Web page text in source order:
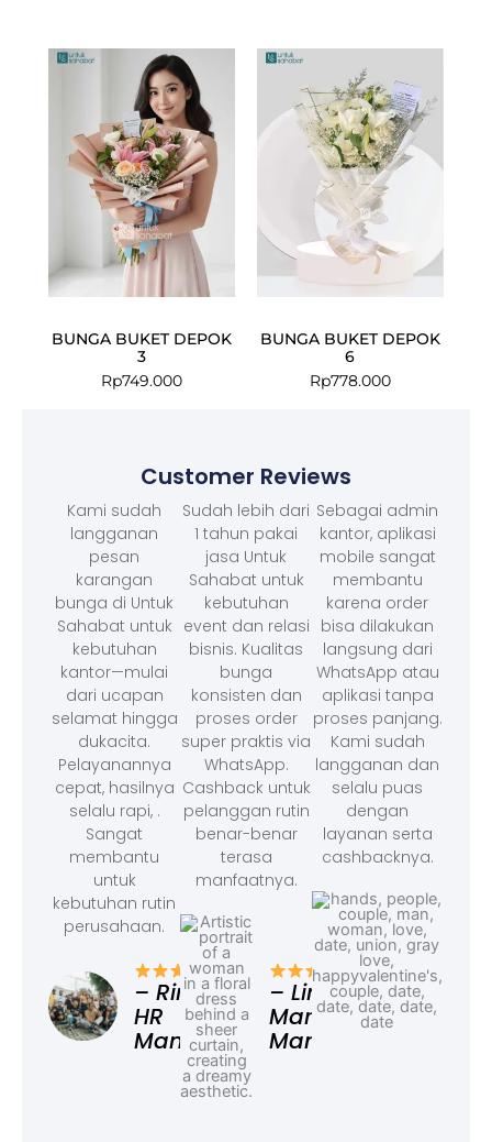
BUNGA BUKET DEPOK
3
Rp749.000
BUNGA BUKET DEPOK
6
Rp778.000
Customer Reviews
Kami sudah
langganan
pesan
karangan
bunga di Untuk
Sahabat untuk
kebutuhan
kantor—mulai
dari ucapan
selamat hingga
dukacita.
Pelayanannya
cepat, hasilnya
selalu rapi, .
Sangat
membantu
untuk
kebutuhan rutin
perusahaan.
– Rina,
HR
Manager
Sudah lebih dari
1 tahun pakai
jasa Untuk
Sahabat untuk
kebutuhan
event dan relasi
bisnis. Kualitas
bunga
konsisten dan
proses order
super praktis via
WhatsApp.
Cashback untuk
pelanggan rutin
benar-benar
terasa
manfaatnya.
– Linda,
Marketing
Manager
Sebagai admin
kantor, aplikasi
mobile sangat
membantu
karena order
bisa dilakukan
langsung dari
WhatsApp atau
aplikasi tanpa
proses panjang.
Kami sudah
langganan dan
selalu puas
dengan
layanan serta
cashbacknya.